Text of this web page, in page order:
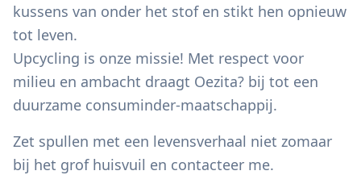
kussens van onder het stof en stikt hen opnieuw
tot leven.
Upcycling is onze missie! Met respect voor
milieu en ambacht draagt Oezita? bij tot een
duurzame consuminder-maatschappij.
Zet spullen met een levensverhaal niet zomaar
bij het grof huisvuil en contacteer me.